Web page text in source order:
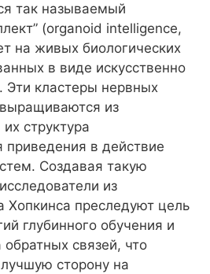
так называемый
(organoid intelligence,
на живых биологических
в виде искусственно
Эти кластеры нервных
из
структура
приведения в действие
Создавая такую
из
Хопкинса преследуют цель
глубинного обучения и
связей, что
сторону на